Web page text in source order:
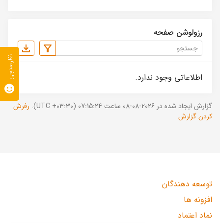
رزولوشن صفحه
اطلاعاتی وجود ندارد.
گزارش ایجاد شده در 2026-08-08 ساعت 07:15:24 (UTC +03:30).
رفرش
کردن گزارش
توسعه دهندگان
افزونه ها
نماد اعتماد
نظرسنجی